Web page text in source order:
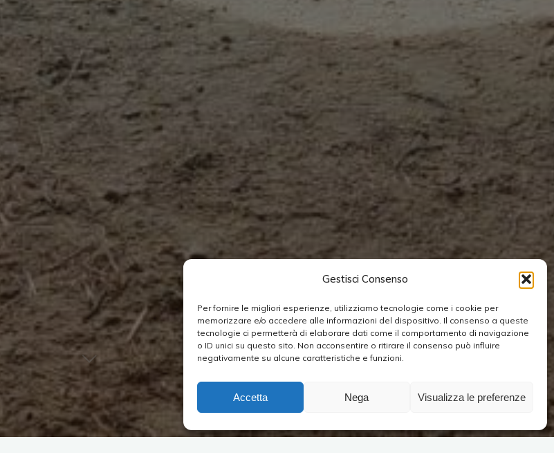
Gestisci Consenso
Per fornire le migliori esperienze, utilizziamo tecnologie come i cookie per
memorizzare e/o accedere alle informazioni del dispositivo. Il consenso a queste
tecnologie ci permetterà di elaborare dati come il comportamento di navigazione
o ID unici su questo sito. Non acconsentire o ritirare il consenso può influire
negativamente su alcune caratteristiche e funzioni.
Accetta Nega Visualizza le preferenze